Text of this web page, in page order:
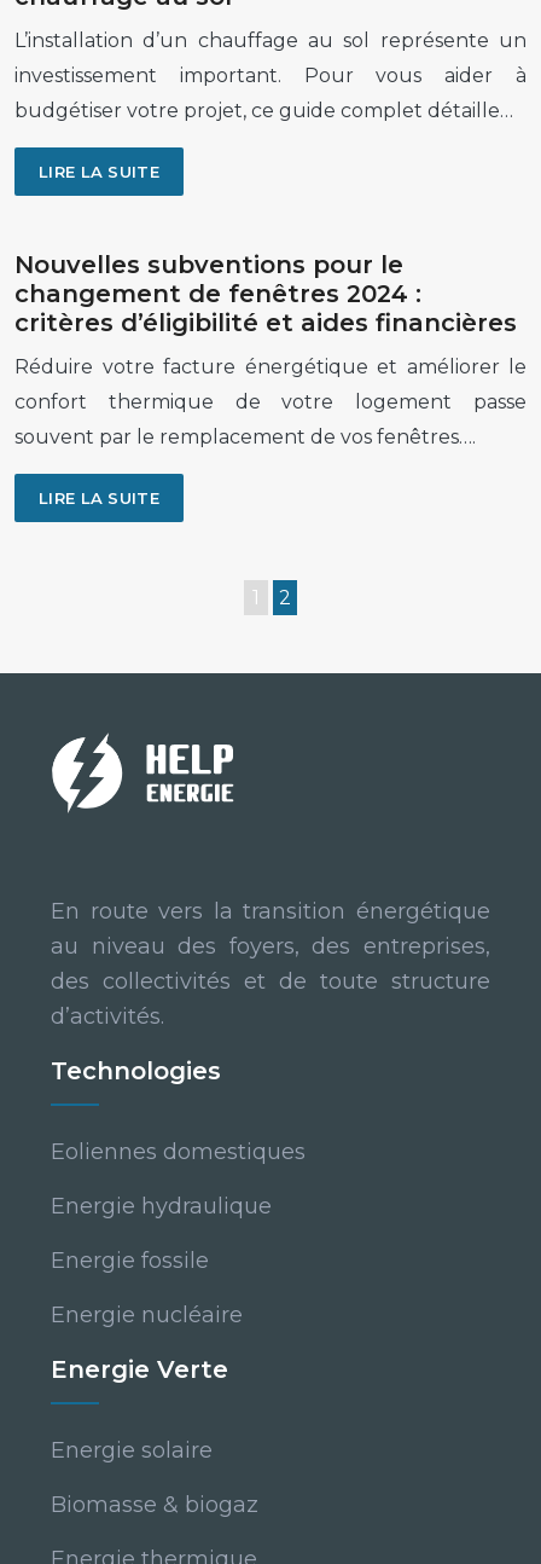
L’installation d’un chauffage au sol représente un
investissement important. Pour vous aider à
budgétiser votre projet, ce guide complet détaille…
LIRE LA SUITE
Nouvelles subventions pour le
changement de fenêtres 2024 :
critères d’éligibilité et aides financières
Réduire votre facture énergétique et améliorer le
confort thermique de votre logement passe
souvent par le remplacement de vos fenêtres….
LIRE LA SUITE
1 2
En route vers la transition énergétique
au niveau des foyers, des entreprises,
des collectivités et de toute structure
d’activités.
Technologies
Eoliennes domestiques
Energie hydraulique
Energie fossile
Energie nucléaire
Energie Verte
Energie solaire
Biomasse & biogaz